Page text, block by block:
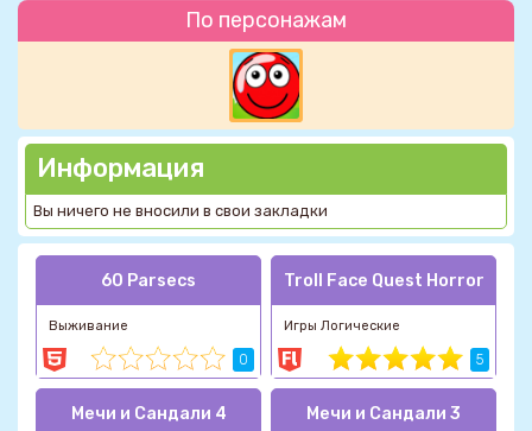
По персонажам
Информация
Вы ничего не вносили в свои закладки
60 Parsecs
Выживание
0
Troll Face Quest Horror
Игры Логические
5
Мечи и Сандали 4 Мечи и Сандали 3